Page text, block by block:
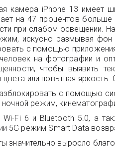
камера iPhone 13 имеет
на 47 процентов
при слабом освещении.
искусно размывая
с помощью
на фотографии и
чтобы выявить
или повышая яркость.
с помощью
ночной режим,
Fi 6 и Bluetooth 5.0, а
5G режим Smart Data
значительно выросло